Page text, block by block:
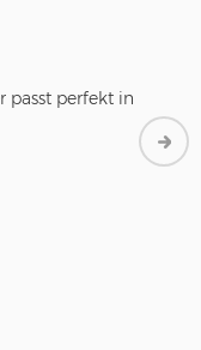
das echte
das Design,
Werde
..."